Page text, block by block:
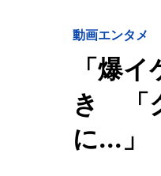
動画エンタメ
「爆
き 「
に...」